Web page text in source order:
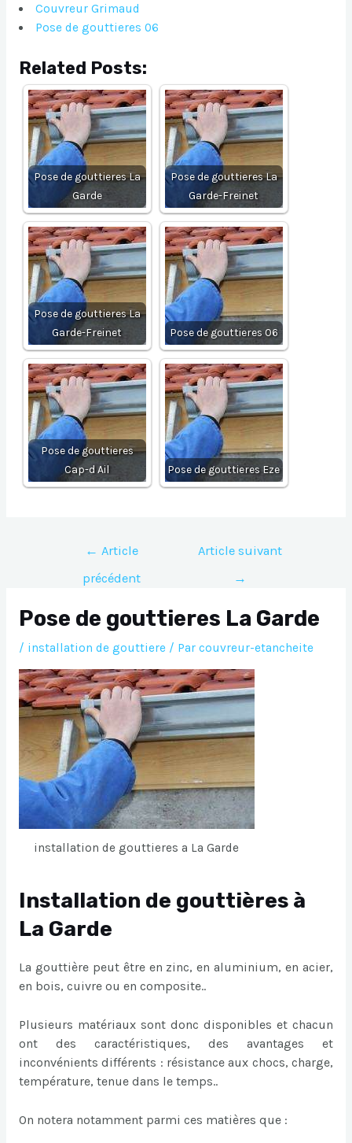
Couvreur Grimaud
Pose de gouttieres 06
Related Posts:
Pose de gouttieres La
Garde
Pose de gouttieres La
Garde-Freinet
Pose de gouttieres La
Garde-Freinet
Pose de gouttieres 06
Pose de gouttieres
Cap-d Ail
Pose de gouttieres Eze
Navigation
l’article
← Article
précédent
Article suivant
→
Pose de gouttieres La Garde
/ installation de gouttiere/ Par couvreur-etancheite
installation de gouttieres a La Garde
Installation de gouttières à
La Garde
La gouttière peut être en zinc, en aluminium, en acier,
en bois, cuivre ou en composite..
Plusieurs matériaux sont donc disponibles et chacun
ont des caractéristiques, des avantages et
inconvénients différents : résistance aux chocs, charge,
température, tenue dans le temps..
On notera notamment parmi ces matières que :